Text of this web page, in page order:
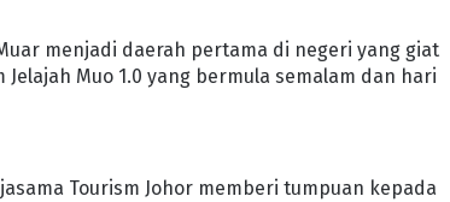
menjadi daerah pertama di negeri yang giat
Muo 1.0 yang bermula semalam dan hari
Tourism Johor memberi tumpuan kepada